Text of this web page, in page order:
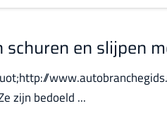
schuren en slijpen
zijn bedoeld ...